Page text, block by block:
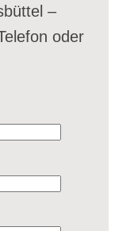
–
oder